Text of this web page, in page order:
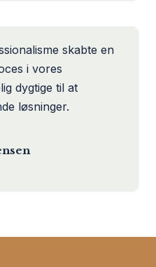
skabte en
i vores
dygtige til at
løsninger.